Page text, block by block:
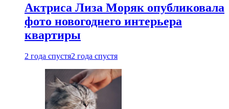
Актриса Лиза Моряк опубликовала
фото новогоднего интерьера
квартиры
2 года спустя2 года спустя